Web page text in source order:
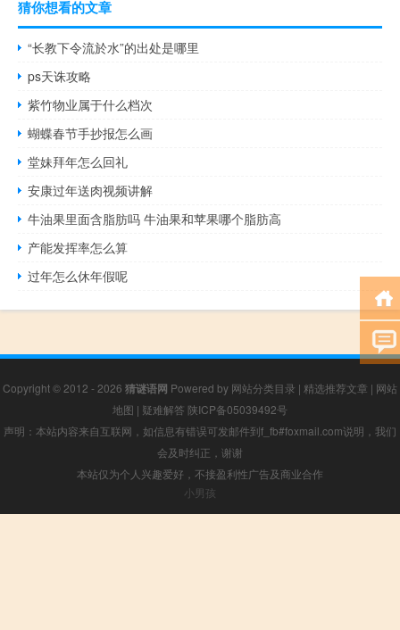
猜你想看的文章
“长教下令流於水”的出处是哪里
ps天诛攻略
紫竹物业属于什么档次
蝴蝶春节手抄报怎么画
堂妹拜年怎么回礼
安康过年送肉视频讲解
牛油果里面含脂肪吗 牛油果和苹果哪个脂肪高
产能发挥率怎么算
过年怎么休年假呢
Copyright © 2012 - 2026 猜谜语网 Powered by 网站分类目录 | 精选推荐文章 | 网站
地图 | 疑难解答 陕ICP备05039492号
声明：本站内容来自互联网，如信息有错误可发邮件到f_fb#foxmail.com说明，我们
会及时纠正，谢谢
本站仅为个人兴趣爱好，不接盈利性广告及商业合作
小男孩